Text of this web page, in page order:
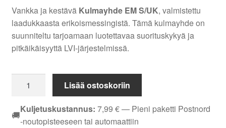
Vankka ja kestävä Kulmayhde EM S/UK, valmistettu
laadukkaasta erikoismessingistä. Tämä kulmayhde on
suunniteltu tarjoamaan luotettavaa suorituskykyä ja
pitkäikäisyyttä LVI-järjestelmissä.
DN
20
Lisää ostoskoriin
🚚Kuljetuskustannus: 7,99 €— Pieni paketti Postnord
-noutopisteeseen tai automaattiin